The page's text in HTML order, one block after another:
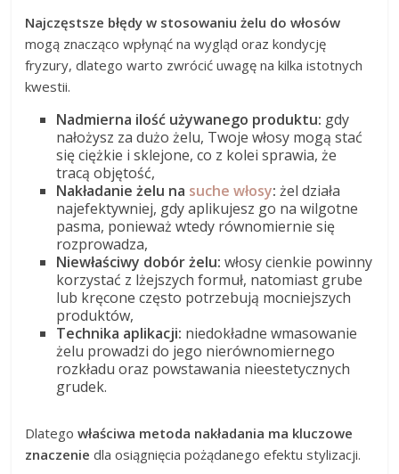
Najczęstsze błędy w stosowaniu żelu do włosów
mogą znacząco wpłynąć na wygląd oraz kondycję
fryzury, dlatego warto zwrócić uwagę na kilka istotnych
kwestii.
Nadmierna ilość używanego produktu: gdy
nałożysz za dużo żelu, Twoje włosy mogą stać
się ciężkie i sklejone, co z kolei sprawia, że
tracą objętość,
Nakładanie żelu na suche włosy: żel działa
najefektywniej, gdy aplikujesz go na wilgotne
pasma, ponieważ wtedy równomiernie się
rozprowadza,
Niewłaściwy dobór żelu: włosy cienkie powinny
korzystać z lżejszych formuł, natomiast grube
lub kręcone często potrzebują mocniejszych
produktów,
Technika aplikacji: niedokładne wmasowanie
żelu prowadzi do jego nierównomiernego
rozkładu oraz powstawania nieestetycznych
grudek.
Dlategowłaściwa metoda nakładania ma kluczowe
znaczenie dla osiągnięcia pożądanego efektu stylizacji.